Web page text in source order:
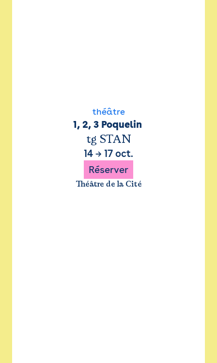
théâtre
1, 2, 3 Poquelin
tg STAN
14 → 17 oct.
Réserver
Théâtre de la Cité